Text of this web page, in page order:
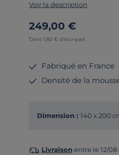
Voir la description
249,00 €
Dont 1,80 € d'éco-part
Fabriqué en France
Densité de la
Dimension : 140 x 200
Livraison entre le 12/08